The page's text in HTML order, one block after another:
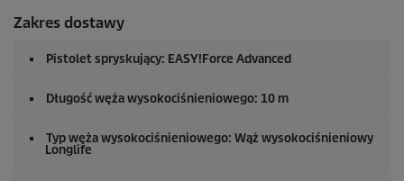
Zakres dostawy
Pistolet spryskujący: EASY!Force Advanced
Długość węża wysokociśnieniowego: 10 m
Typ węża wysokociśnieniowego: Wąż wysokociśnieniowy
Longlife